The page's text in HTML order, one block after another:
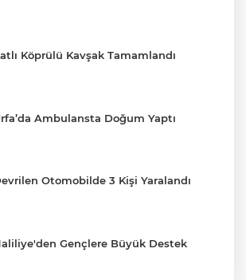
Köprülü Kavşak Tamamlandı
Ambulansta Doğum Yaptı
Otomobilde 3 Kişi Yaralandı
Gençlere Büyük Destek